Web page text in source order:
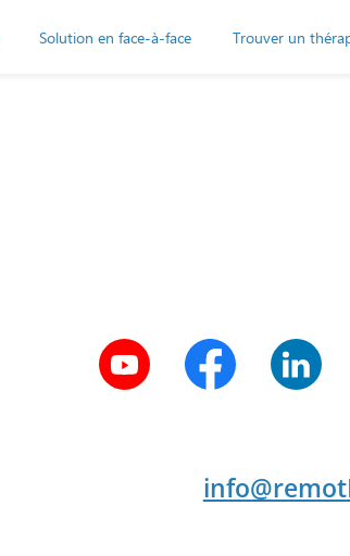
Solution en face-à-face Trouver un